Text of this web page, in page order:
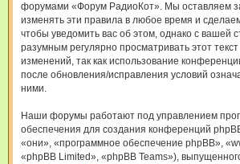
форумами «Форум РадиоКот». Мы оставляем
изменять эти правила в любое время и
чтобы уведомить вас об этом, однако с вашей
разумным регулярно просматривать этот
изменений, так как использование
после обновления/исправления условий
ними.
Наши форумы работают под управлением
обеспечения для создания конференций
«они», «программное обеспечение phpBB»,
«phpBB Limited», «phpBB Teams»),